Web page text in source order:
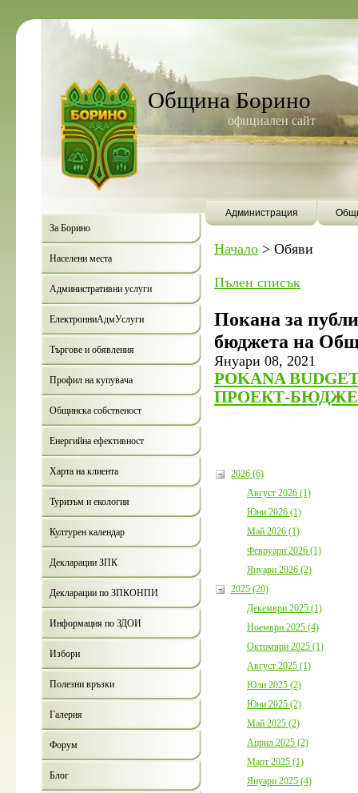
Община Борино
официален сайт
Администрация
За Борино
Населени места
Административни услуги
ЕлектронниАдмУслуги
Търгове и обявления
Профил на купувача
Общинска собственост
Енергийна ефективност
Харта на клиента
Туризъм и екология
Културен календар
Декларации ЗПК
Декларации по ЗПКОНПИ
Информация по ЗДОИ
Избори
Полезни връзки
Галерия
Форум
Блог
Начало > Обяви
Пълен списък
Покана за
бюджета на
Януари 08, 2021
POKANA
ПРОЕКТ-
2026 (6)
Август 2026 (1)
Юни 2026 (1)
Май 2026 (1)
Февруари 2026 (1)
Януари 2026 (2)
2025 (20)
Декември 2025 (1)
Ноември 2025 (4)
Октомври 2025 (1)
Август 2025 (1)
Юли 2025 (2)
Юни 2025 (2)
Май 2025 (2)
Април 2025 (2)
Март 2025 (1)
Януари 2025 (4)